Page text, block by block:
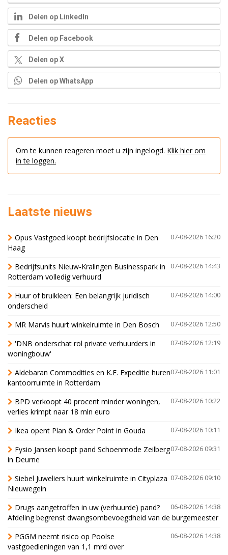
Delen op LinkedIn
Delen op Facebook
Delen op X
Delen op WhatsApp
Reacties
Om te kunnen reageren moet u zijn ingelogd. Klik hier om
in te loggen.
Laatste nieuws
07-08-2026 16:20
Opus Vastgoed koopt bedrijfslocatie in Den
Haag
07-08-2026 14:43
Bedrijfsunits Nieuw-Kralingen Businesspark in
Rotterdam volledig verhuurd
07-08-2026 14:00
Huur of bruikleen: Een belangrijk juridisch
onderscheid
07-08-2026 12:50
MR Marvis huurt winkelruimte in Den Bosch
07-08-2026 12:19
'DNB onderschat rol private verhuurders in
woningbouw'
07-08-2026 11:01
Aldebaran Commodities en K.E. Expeditie huren
kantoorruimte in Rotterdam
07-08-2026 10:22
BPD verkoopt 40 procent minder woningen,
verlies krimpt naar 18 mln euro
07-08-2026 10:11
Ikea opent Plan & Order Point in Gouda
07-08-2026 09:31
Fysio Jansen koopt pand Schoenmode Zeilberg
in Deurne
07-08-2026 09:10
Siebel Juweliers huurt winkelruimte in Cityplaza
Nieuwegein
06-08-2026 14:38
Drugs aangetroffen in uw (verhuurde) pand?
Afdeling begrenst dwangsombevoegdheid van de burgemeester
06-08-2026 14:38
PGGM neemt risico op Poolse
vastgoedleningen van 1,1 mrd over